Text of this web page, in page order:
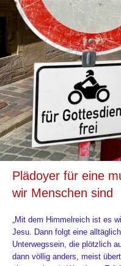
Plädoyer für eine
wir Menschen sind
„Mit dem Himmelreich ist es
Jesu. Dann folgt eine
Unterwegssein, die plötzlich
dann völlig anders, meist